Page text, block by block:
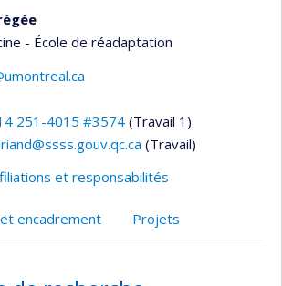
- École de réadaptation
251-4015 #3574 (Travail 1)
(Travail)
et responsabilités
encadrement Projets